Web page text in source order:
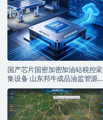
国产芯片国密加密加油站税控采
集设备 山东邦牛成品油监管源头
厂家